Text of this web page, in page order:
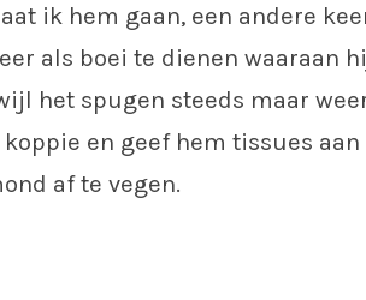
ik hem gaan, een andere
als boei te dienen waaraan
het spugen steeds maar
en geef hem tissues
af te vegen.